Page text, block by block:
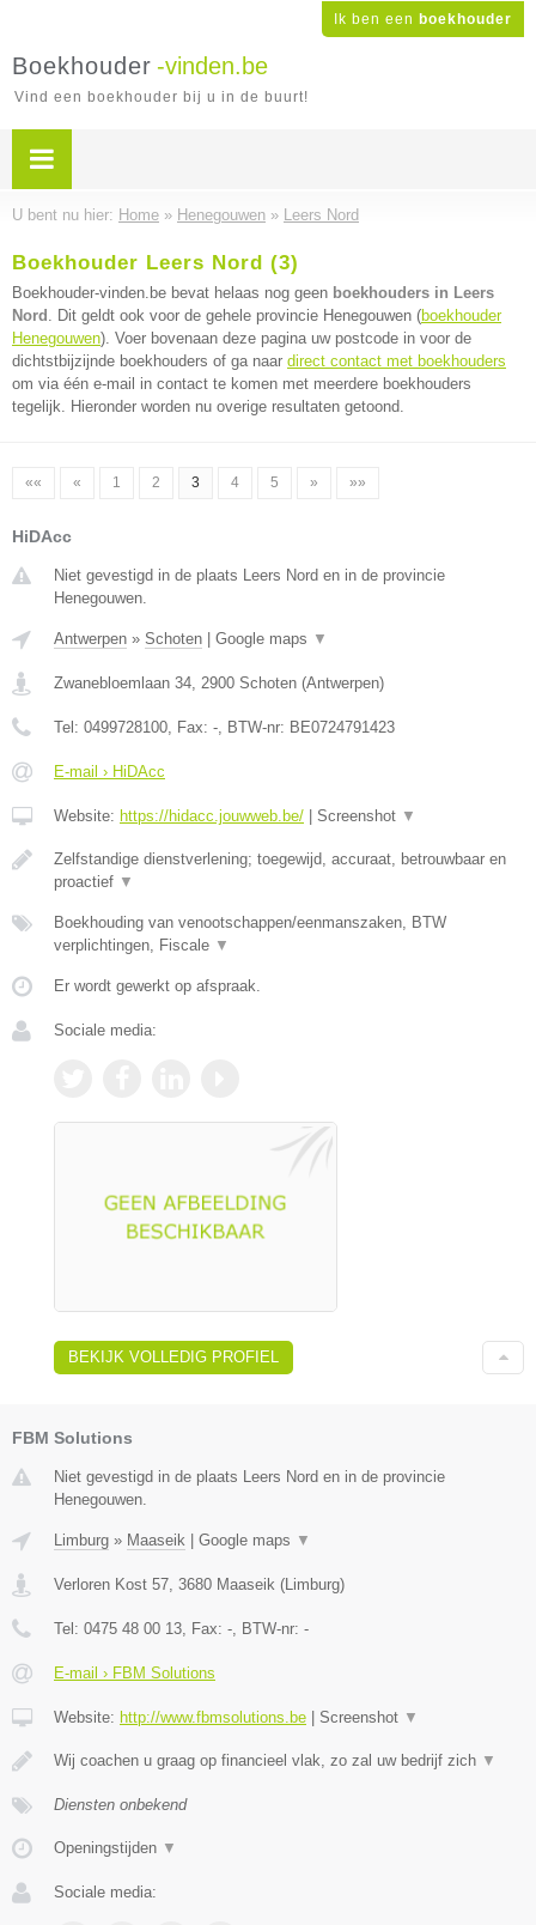
Ik ben een boekhouder
Boekhouder -vinden.be
Vind een boekhouder bij u in de buurt!
U bent nu hier: Home » Henegouwen » Leers Nord
Boekhouder Leers Nord (3)
Boekhouder-vinden.be bevat helaas nog geen boekhouders in Leers
Nord . Dit geldt ook voor de gehele provincie Henegouwen (boekhouder
Henegouwen). Voer bovenaan deze pagina uw postcode in voor de
dichtstbijzijnde boekhouders of ga naar direct contact met boekhouders
om via één e-mail in contact te komen met meerdere boekhouders
tegelijk. Hieronder worden nu overige resultaten getoond.
«« « 1 2 3 4 5 » »»
HiDAcc
Niet gevestigd in de plaats Leers Nord en in de provincie
Henegouwen.
Antwerpen » Schoten Google maps ▼
Zwanebloemlaan 34, 2900 Schoten (Antwerpen)
Tel: 0499728100, Fax: -, BTW-nr: BE0724791423
E-mail › HiDAcc
Website: https://hidacc.jouwweb.be/ Screenshot ▼
Zelfstandige dienstverlening; toegewijd, accuraat, betrouwbaar en
proactief ▼
Boekhouding van venootschappen/eenmanszaken, BTW
verplichtingen, Fiscale ▼
Er wordt gewerkt op afspraak.
Sociale media:
BEKIJK VOLLEDIG PROFIEL
FBM Solutions
Niet gevestigd in de plaats Leers Nord en in de provincie
Henegouwen.
Limburg » Maaseik | Google maps ▼
Verloren Kost 57 3680 Maaseik (Limburg)
Tel: 0475 48 00 13 , Fax: - , BTW-nr: -
E-mail › FBM Solutions
Website: http://www.fbmsolutions.be | Screenshot ▼
Wij coachen u graag op financieel vlak, zo zal uw bedrijf zich ▼
Diensten onbekend
Openingstijden ▼
Sociale media: